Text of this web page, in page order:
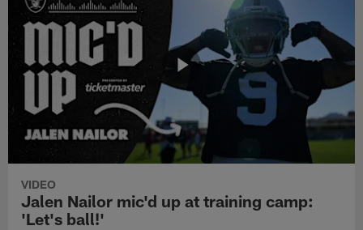
VIDEO
Jalen Nailor mic'd up at training camp:
'Let's ball!'